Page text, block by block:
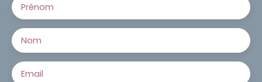
Prénom
Nom
Email